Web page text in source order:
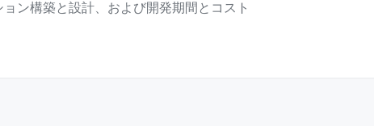
ン構築と設計、および開発期間とコスト